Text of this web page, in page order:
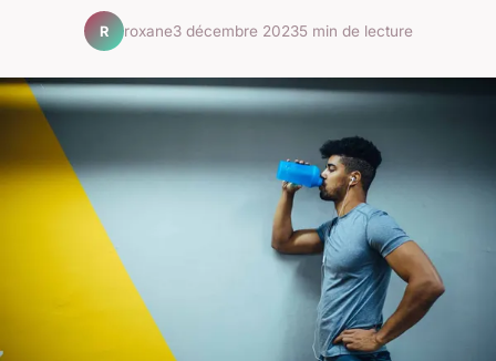
R roxane3 décembre 20235 min de lecture